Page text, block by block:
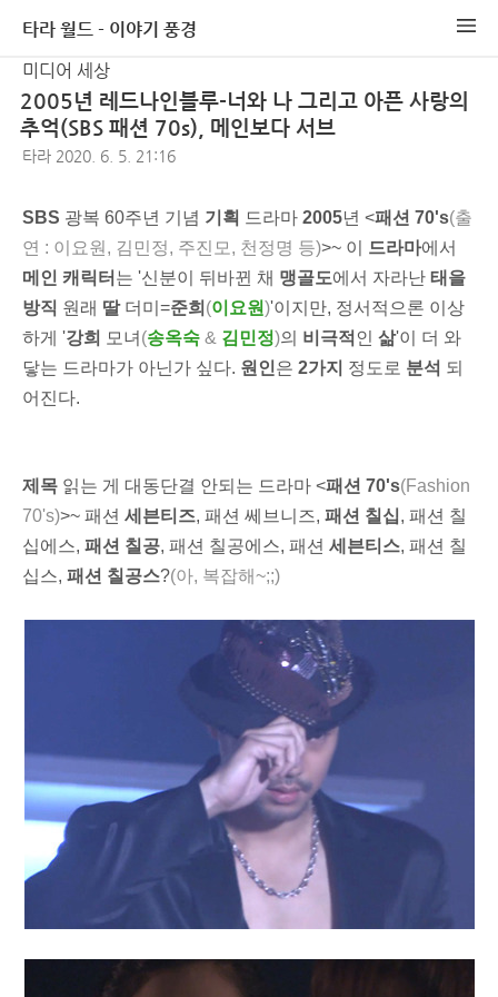
타라 월드 - 이야기 풍경
미디어 세상
2005년 레드나인블루-너와 나 그리고 아픈 사랑의
추억(SBS 패션 70s), 메인보다 서브
타라 2020. 6. 5. 21:16
SBS 광복 60주년 기념 기획 드라마 2005년 <패션 70's(출
연 : 이요원, 김민정, 주진모, 천정명 등)>~ 이 드라마에서
메인 캐릭터 는 '신분이 뒤바뀐 채 맹골도에서 자라난 태을
방직 원래 딸더미=준희 (이요원)'이지만, 정서적으론 이상
하게 '강희 모녀 (송옥숙 & 김민정)의 비극적 인 삶'이 더 와
닿는 드라마가 아닌가 싶다. 원인은 2가지 정도로 분석 되
어진다.
제목 읽는 게 대동단결 안되는 드라마 <패션 70's(Fashion
70's)>~ 패션 세븐티즈, 패션 쎄브니즈, 패션 칠십 , 패션 칠
십에스, 패션 칠공, 패션 칠공에스, 패션 세븐티스, 패션 칠
십스, 패션 칠공스?(아, 복잡해~;;)